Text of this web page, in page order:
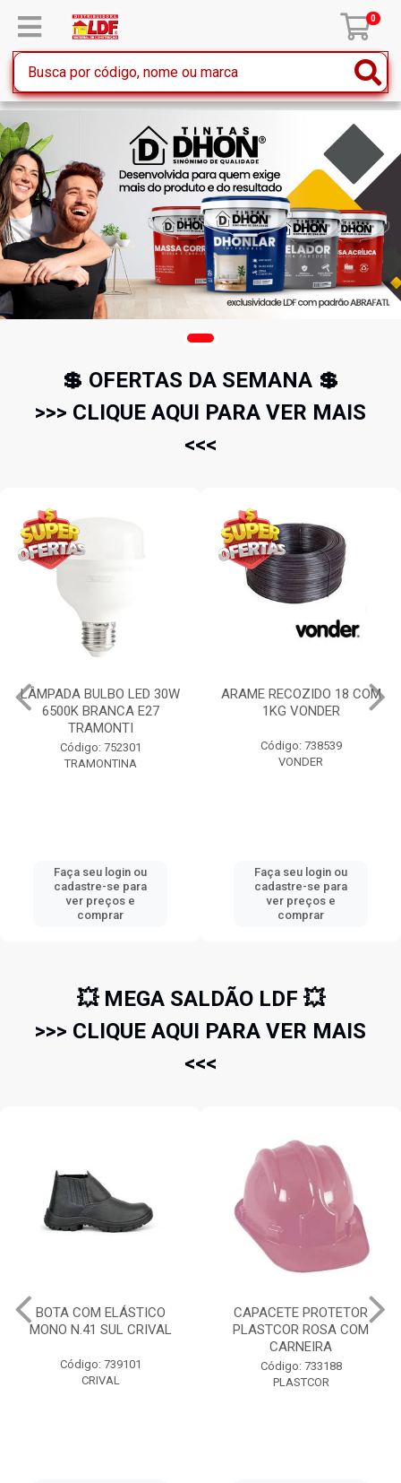
0
💲 OFERTAS DA SEMANA 💲
>>> CLIQUE AQUI PARA VER MAIS
<<<
LÂMPADA BULBO LED 30W
6500K BRANCA E27
TRAMONTI
Código: 752301
TRAMONTINA
Faça seu login ou
cadastre-se para
ver preços e
comprar
ARAME RECOZIDO 18 COM
1KG VONDER
Código: 738539
VONDER
Faça seu login ou
cadastre-se para
ver preços e
comprar
💥 MEGA SALDÃO LDF 💥
>>> CLIQUE AQUI PARA VER MAIS
<<<
BOTA COM ELÁSTICO
MONO N.41 SUL CRIVAL
Código: 739101
CRIVAL
CAPACETE PROTETOR
PLASTCOR ROSA COM
CARNEIRA
Código: 733188
PLASTCOR